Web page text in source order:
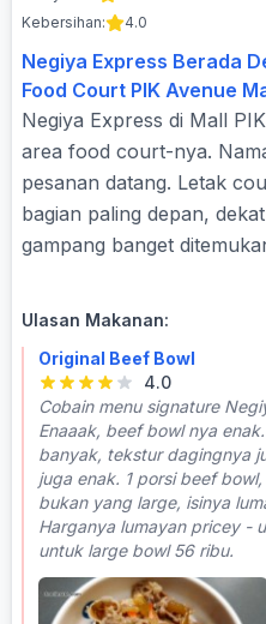
Kebersihan:
4.0
Negiya Express Berada
Food Court PIK Avenue
Negiya Express di Mall
area food court-nya.
pesanan datang. Letak
bagian paling depan,
gampang banget
Ulasan Makanan:
Original Beef Bowl
4.0
Cobain menu signature
Enaaak, beef bowl nya
banyak, tekstur dagingnya
juga enak. 1 porsi beef
bukan yang large, isinya
Harganya lumayan pricey -
untuk large bowl 56 ribu.